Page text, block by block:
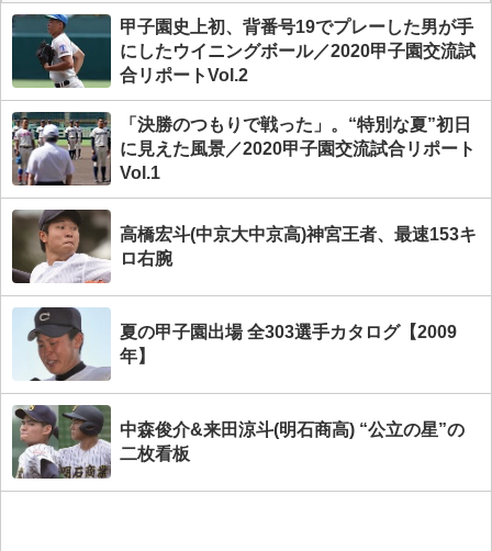
甲子園史上初、背番号19でプレーした男が手
にしたウイニングボール／2020甲子園交流試
合リポートVol.2
「決勝のつもりで戦った」。“特別な夏”初日
に見えた風景／2020甲子園交流試合リポート
Vol.1
高橋宏斗(中京大中京高)神宮王者、最速153キ
ロ右腕
夏の甲子園出場 全303選手カタログ【2009
年】
中森俊介&来田涼斗(明石商高) “公立の星”の
二枚看板